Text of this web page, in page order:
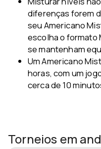
diferenças forem
seu Americano
escolha o formato
se mantenham
Um Americano
horas, com um
cerca de 10
Torneios em